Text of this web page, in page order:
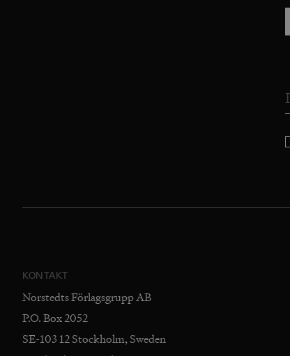
KONTAKT
Norstedts Förlagsgrupp AB
P.O. Box 2052
SE-103 12 Stockholm, Sweden